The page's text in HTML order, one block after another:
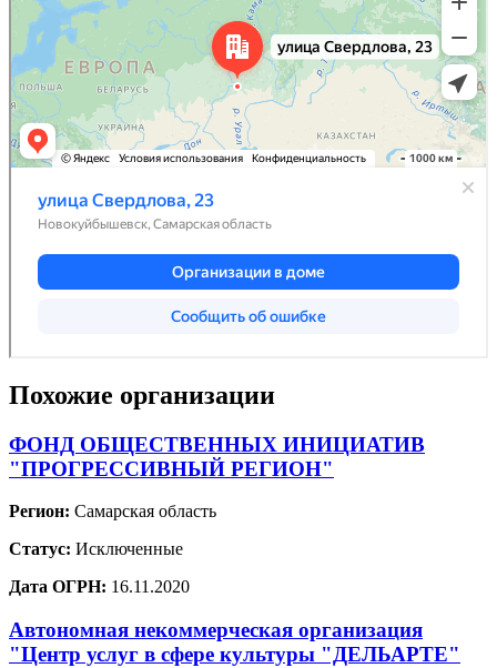
Похожие организации
ФОНД ОБЩЕСТВЕННЫХ ИНИЦИАТИВ
"ПРОГРЕССИВНЫЙ РЕГИОН"
Регион: Самарская область
Статус: Исключенные
Дата ОГРН: 16.11.2020
Автономная некоммерческая организация
"Центр услуг в сфере культуры "ДЕЛЬАРТЕ"